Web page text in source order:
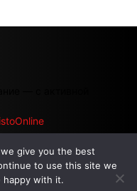
— с активной
| РЕКЛАМА НА САЙТЕ
give you the best
to use this site we
happy with it.